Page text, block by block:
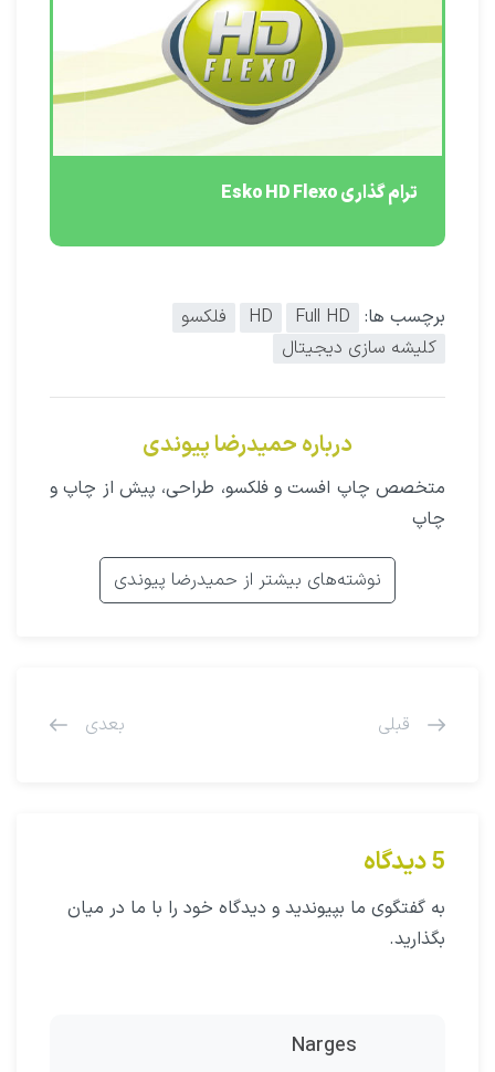
ترام گذاری Esko HD Flexo
برچسب ها: Full HD
HD
فلکسو
کلیشه سازی دیجیتال
درباره حمیدرضا پیوندی
متخصص چاپ افست و فلکسو، طراحی، پیش از چاپ و
چاپ
نوشته‌های بیشتر از حمیدرضا پیوندی
قبلی بعدی
5 دیدگاه
به گفتگوی ما بپیوندید و دیدگاه خود را با ما در میان
بگذارید.
Narges